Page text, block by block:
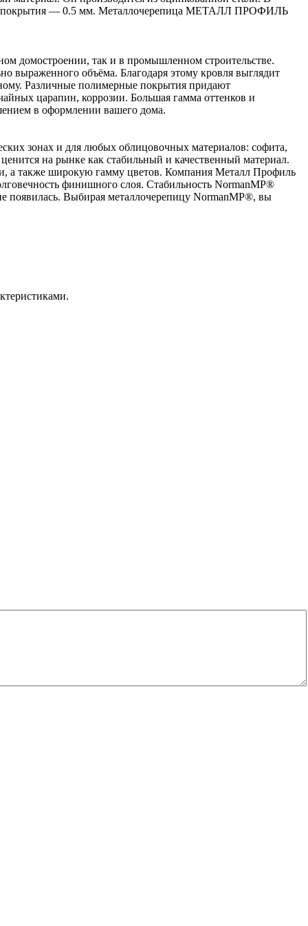
покрытия — 0.5 мм. Металлочерепица МЕТАЛЛ ПРОФИЛЬ
домостроении, так и в промышленном строительстве.
выраженного объёма. Благодаря этому кровля выглядит
Различные полимерные покрытия придают
царапин, коррозии. Большая гамма оттенков и
в оформлении вашего дома.
зонах и для любых облицовочных материалов: софита,
на рынке как стабильный и качественный материал.
а также широкую гамму цветов. Компания Металл Профиль
финишного слоя. Стабильность NormanMP®
появилась. Выбирая металлочерепицу NormanMP®, вы